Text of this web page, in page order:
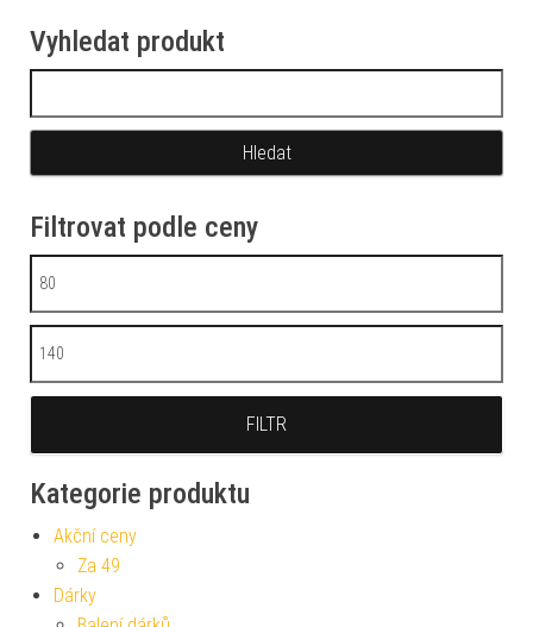
Vyhledat produkt
Filtrovat podle ceny
Minimální cena
Maximální cena
FILTR
Kategorie produktu
Akční ceny
Za 49
Dárky